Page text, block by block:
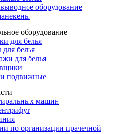
оборудование
оборудование
для белья
белья
для белья
подвижные
машин
по организации прачечной